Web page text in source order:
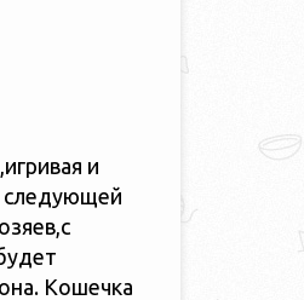
и
следующей
Кошечка